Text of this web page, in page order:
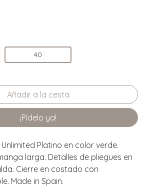
40
¡Pídelo ya!
Platino en color verde.
larga. Detalles de pliegues en
Cierre en costado con
Made in Spain.